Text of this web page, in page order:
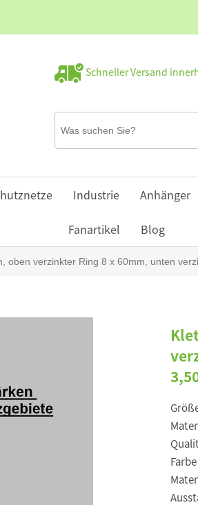
Schneller Versand
Industrie Anhänger
Fanartikel Blog
oben verzinkter Ring 8 x 60mm, unten
Farbe